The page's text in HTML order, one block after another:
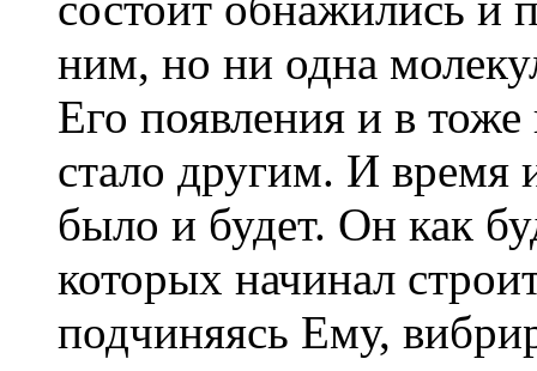
ним, но ни одна
Его появления и в
стало другим. И время
было и будет. Он как
которых начинал
подчиняясь Ему,